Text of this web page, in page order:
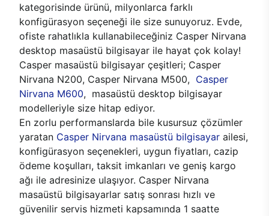
kategorisinde ürünü, milyonlarca farklı
konfigürasyon seçeneği ile size sunuyoruz. Evde,
ofiste rahatlıkla kullanabileceğiniz Casper Nirvana
desktop masaüstü bilgisayar ile hayat çok kolay!
Casper masaüstü bilgisayar çeşitleri; Casper
Nirvana N200, Casper Nirvana M500, Casper
Nirvana M600, masaüstü desktop bilgisayar
modelleriyle size hitap ediyor.
En zorlu performanslarda bile kusursuz çözümler
yaratan Casper Nirvana masaüstü bilgisayar ailesi,
konfigürasyon seçenekleri, uygun fiyatları, cazip
ödeme koşulları, taksit imkanları ve geniş kargo
ağı ile adresinize ulaşıyor. Casper Nirvana
masaüstü bilgisayarlar satış sonrası hızlı ve
güvenilir servis hizmeti kapsamında 1 saatte